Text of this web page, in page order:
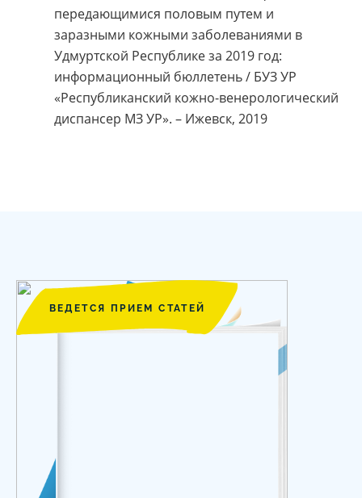
передающимися половым путем и
заразными кожными заболеваниями в
Удмуртской Республике за 2019 год:
информационный бюллетень / БУЗ УР
«Республиканский кожно-венерологический
диспансер МЗ УР». – Ижевск, 2019
ВЕДЕТСЯ ПРИЕМ СТАТЕЙ